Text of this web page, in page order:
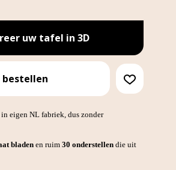
uw tafel in 3D
bestellen
eigen NL fabriek, dus zonder
bladen en ruim 30 onderstellen die uit